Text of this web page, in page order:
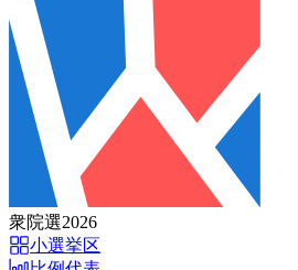
衆院選2026
小選挙区